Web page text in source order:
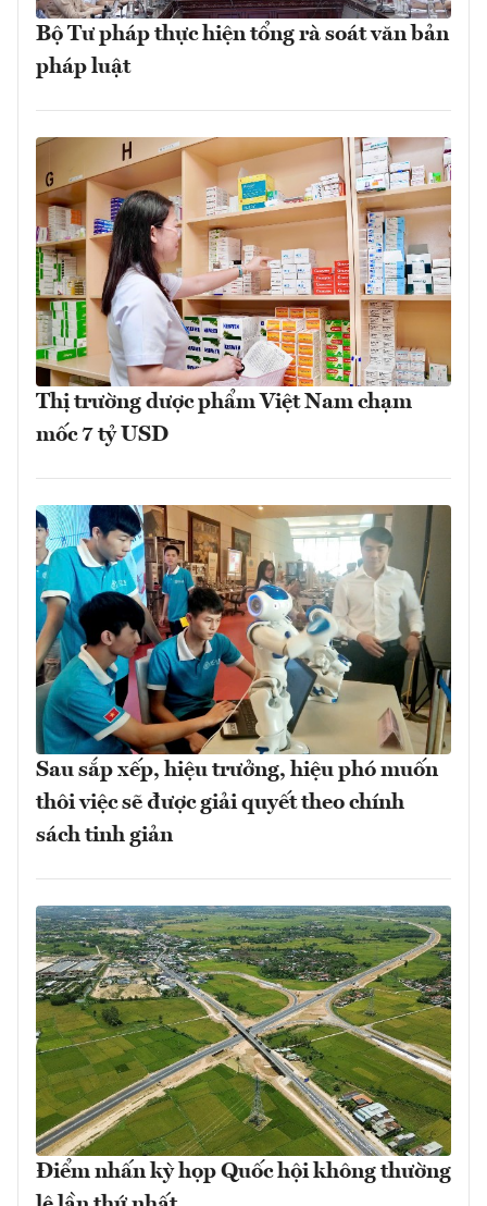
Bộ Tư pháp thực hiện tổng rà soát văn bản
pháp luật
Thị trường dược phẩm Việt Nam chạm
mốc 7 tỷ USD
Sau sắp xếp, hiệu trưởng, hiệu phó muốn
thôi việc sẽ được giải quyết theo chính
sách tinh giản
Điểm nhấn kỳ họp Quốc hội không thường